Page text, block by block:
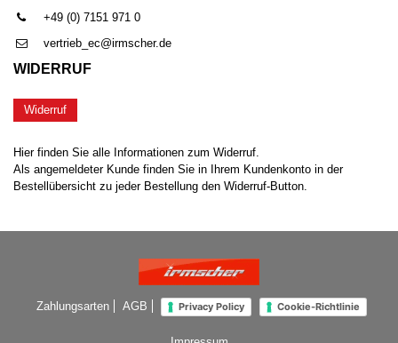
+49 (0) 7151 971 0
vertrieb_ec@irmscher.de
WIDERRUF
Widerruf
Hier finden Sie alle Informationen zum Widerruf.
Als angemeldeter Kunde finden Sie in Ihrem Kundenkonto in der
Bestellübersicht zu jeder Bestellung den Widerruf-Button.
Zahlungsarten AGB Privacy Policy Cookie-Richtlinie